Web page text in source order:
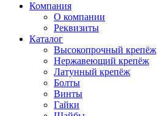
Компания
О компании
Реквизиты
Каталог
Высокопрочный крепёж
Нержавеющий крепёж
Латунный крепёж
Болты
Винты
Гайки